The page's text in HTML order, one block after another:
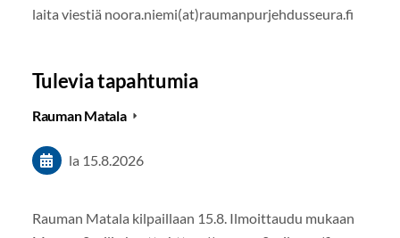
laita viestiä noora.niemi(at)raumanpurjehdusseura.fi
Tulevia tapahtumia
Rauman Matala
la 15.8.2026
Rauman Matala kilpaillaan 15.8. Ilmoittaudu mukaan